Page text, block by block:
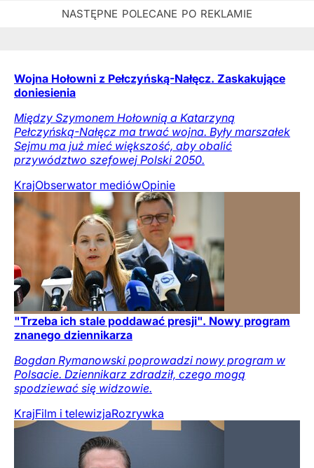
Wojna Hołowni z Pełczyńską-Nałęcz. Zaskakujące
doniesienia
Między Szymonem Hołownią a Katarzyną
Pełczyńską-Nałęcz ma trwać wojna. Były marszałek
Sejmu ma już mieć większość, aby obalić
przywództwo szefowej Polski 2050.
KrajObserwator mediówOpinie
"Trzeba ich stale poddawać presji". Nowy program
znanego dziennikarza
Bogdan Rymanowski poprowadzi nowy program w
Polsacie. Dziennikarz zdradził, czego mogą
spodziewać się widzowie.
KrajFilm i telewizjaRozrywka